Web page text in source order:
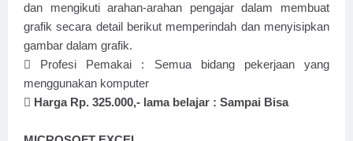
dan mengikuti arahan-arahan pengajar dalam membuat
grafik secara detail berikut memperindah dan menyisipkan
gambar dalam grafik.

Profesi Pemakai : Semua bidang pekerjaan yang
menggunakan komputer
 Harga Rp. 325.000,- lama belajar : Sampai Bisa